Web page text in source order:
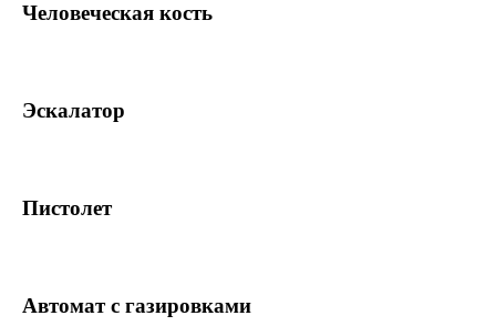
Человеческая кость
Эскалатор
Пистолет
Автомат с газировками